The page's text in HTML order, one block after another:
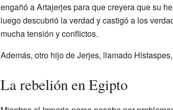
engañó a Artajerjes para que creyera que su
luego descubrió la verdad y castigó a los
mucha tensión y conflictos.
Además, otro hijo de Jerjes, llamado
La rebelión en Egipto